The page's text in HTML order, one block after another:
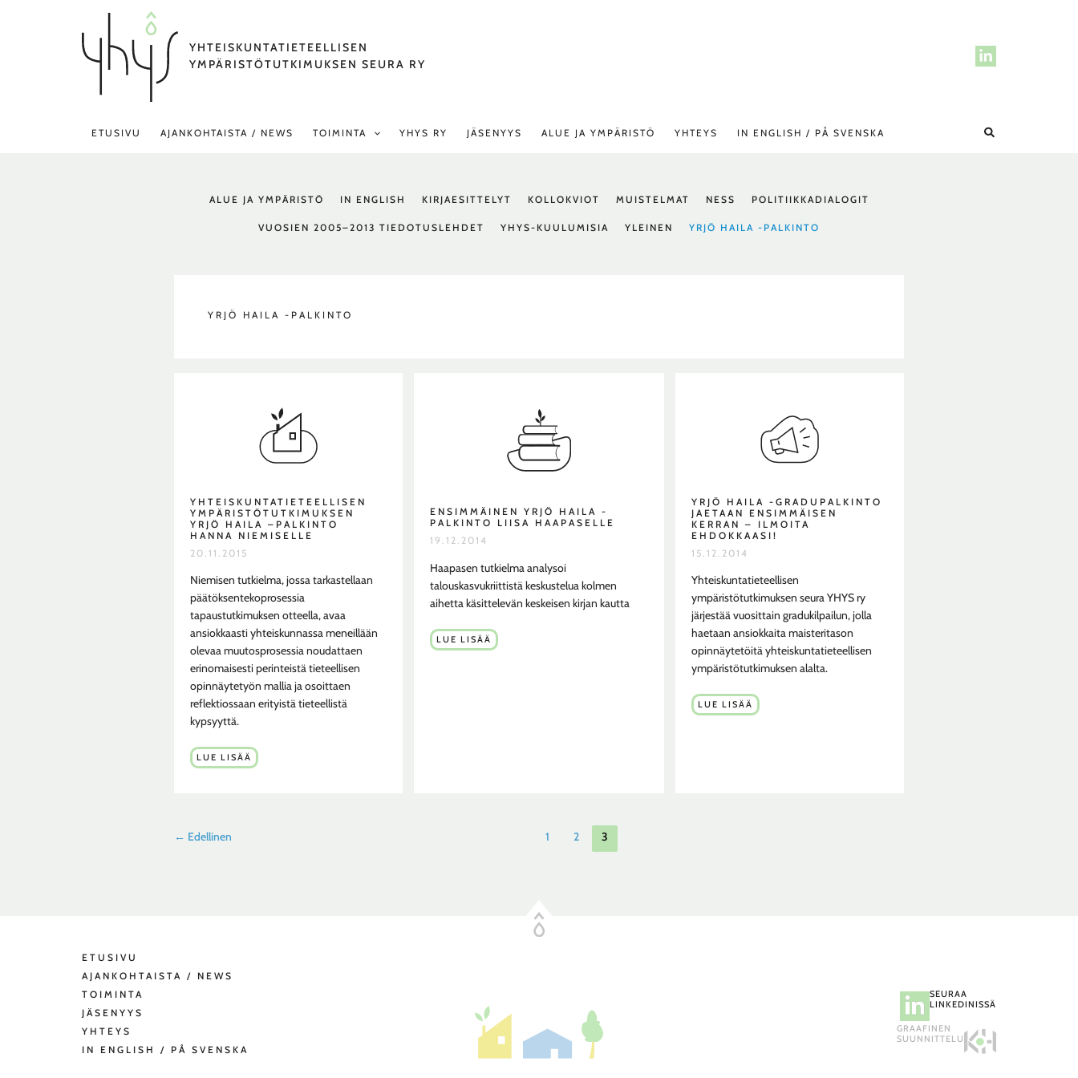
YHTEISKUNTATIETEELLISEN
YMPÄRISTÖTUTKIMUKSEN SEURA RY
ETUSIVU AJANKOHTAISTA / NEWS TOIMINTA YHYS RY JÄSENYYS ALUE JA YMPÄRISTÖ YHTEYS IN ENGLISH / PÅ SVENSKA Hae
POSTSALUE JA YMPÄRISTÖ IN ENGLISH KIRJAESITTELYT KOLLOKVIOT MUISTELMAT NESS POLITIIKKADIALOGIT
VUOSIEN 2005–2013 TIEDOTUSLEHDET YHYS-KUULUMISIA YLEINEN YRJÖ HAILA -PALKINTO
YRJÖ HAILA -PALKINTO
YHTEISKUNTATIETEELLISEN
YMPÄRISTÖTUTKIMUKSEN
YRJÖ HAILA –PALKINTO
HANNA NIEMISELLE
20.11.2015
Niemisen tutkielma, jossa tarkastellaan
päätöksentekoprosessia
tapaustutkimuksen otteella, avaa
ansiokkaasti yhteiskunnassa meneillään
olevaa muutosprosessia noudattaen
erinomaisesti perinteistä tieteellisen
opinnäytetyön mallia ja osoittaen
reflektiossaan erityistä tieteellistä
kypsyyttä.
YHTEISKUNTATIETEELLISEN
YMPÄRISTÖTUTKIMUKSEN
LUE LISÄÄ
ENSIMMÄINEN YRJÖ HAILA -
PALKINTO LIISA HAAPASELLE
19.12.2014
Haapasen tutkielma analysoi
talouskasvukriittistä keskustelua kolmen
aihetta käsittelevän keskeisen kirjan kautta
ENSIMMÄINEN
YRJÖ
LUE LISÄÄ
YRJÖ HAILA -GRADUPALKINTO
JAETAAN ENSIMMÄISEN
KERRAN – ILMOITA
EHDOKKAASI!
15.12.2014
Yhteiskuntatieteellisen
ympäristötutkimuksen seura YHYS ry
järjestää vuosittain gradukilpailun, jolla
haetaan ansiokkaita maisteritason
opinnäytetöitä yhteiskuntatieteellisen
ympäristötutkimuksen alalta.
YRJÖ
HAILA
LUE LISÄÄ
← Edellinen 1 2 3
ETUSIVU
AJANKOHTAISTA / NEWS
TOIMINTA
JÄSENYYS
YHTEYS
IN ENGLISH / PÅ SVENSKA
SEURAA
LINKEDINISSÄ
GRAAFINEN
SUUNNITTELU